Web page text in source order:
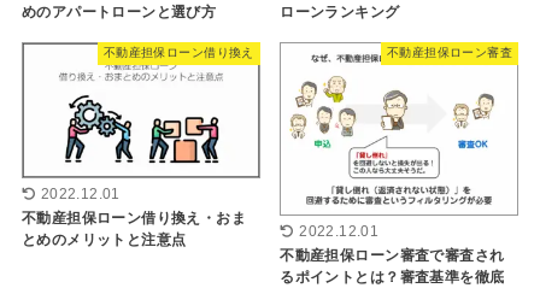
めのアパートローンと選び方
ローンランキング
不動産担保ローン借り換え
2022.12.01
不動産担保ローン借り換え・おま
とめのメリットと注意点
不動産担保ローン審査
2022.12.01
不動産担保ローン審査で審査され
るポイントとは？審査基準を徹底